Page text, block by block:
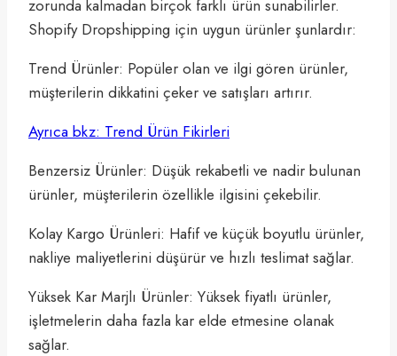
zorunda kalmadan birçok farklı ürün sunabilirler.
Shopify Dropshipping için uygun ürünler şunlardır:
Trend Ürünler: Popüler olan ve ilgi gören ürünler,
müşterilerin dikkatini çeker ve satışları artırır.
Ayrıca bkz: Trend Ürün Fikirleri
Benzersiz Ürünler: Düşük rekabetli ve nadir bulunan
ürünler, müşterilerin özellikle ilgisini çekebilir.
Kolay Kargo Ürünleri: Hafif ve küçük boyutlu ürünler,
nakliye maliyetlerini düşürür ve hızlı teslimat sağlar.
Yüksek Kar Marjlı Ürünler: Yüksek fiyatlı ürünler,
işletmelerin daha fazla kar elde etmesine olanak
sağlar.